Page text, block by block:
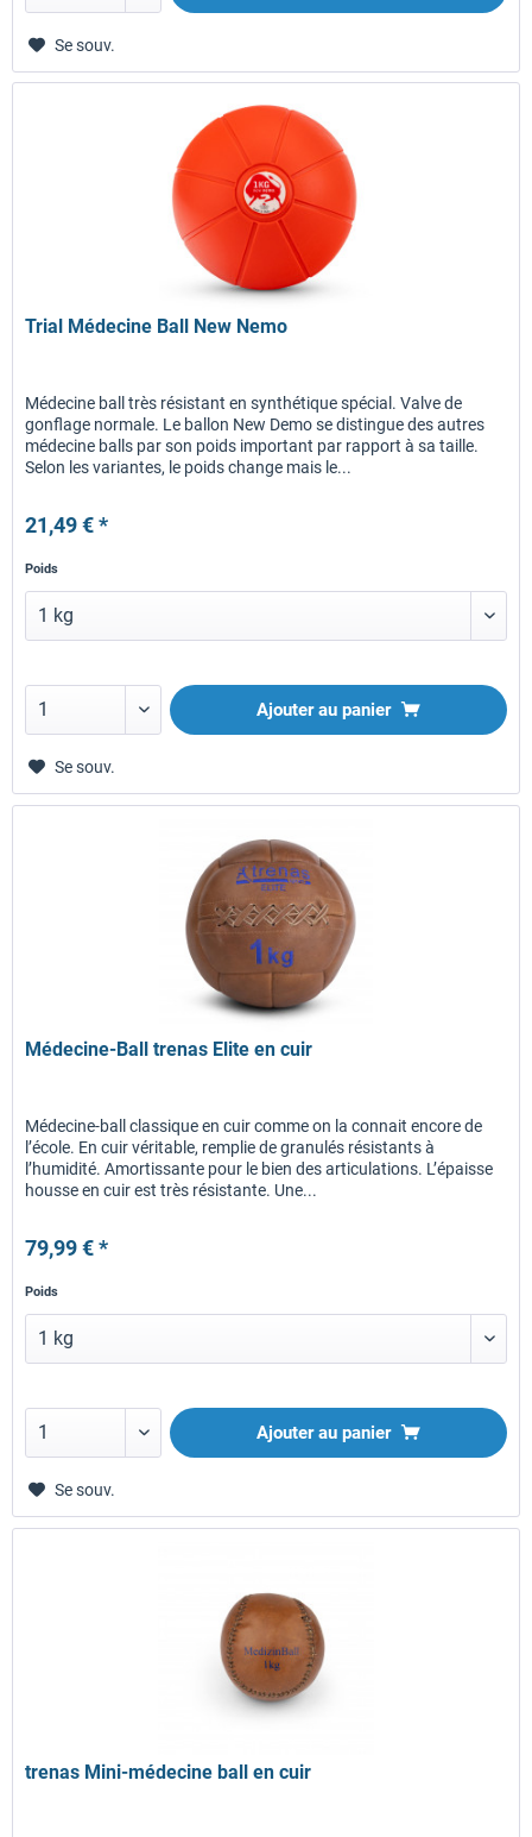
Se souv.
Trial Médecine Ball New Nemo
Médecine ball très résistant en synthétique spécial. Valve de
gonflage normale. Le ballon New Demo se distingue des autres
médecine balls par son poids important par rapport à sa taille.
Selon les variantes, le poids change mais le...
21,49 € *
Poids
Ajouter au panier
Se souv.
Médecine-Ball trenas Elite en cuir
Médecine-ball classique en cuir comme on la connait encore de
l’école. En cuir véritable, remplie de granulés résistants à
l’humidité. Amortissante pour le bien des articulations. L’épaisse
housse en cuir est très résistante. Une...
79,99 € *
Poids
Ajouter au panier
Se souv.
trenas Mini-médecine ball en cuir